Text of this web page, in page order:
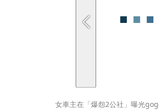
女車主在「爆怨2公社」曝光